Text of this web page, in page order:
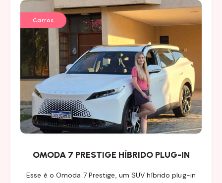
Carros
OMODA 7 PRESTIGE HÍBRIDO PLUG-IN
Esse é o Omoda 7 Prestige, um SUV híbrido plug-in